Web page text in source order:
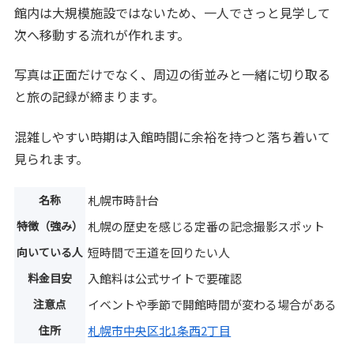
館内は大規模施設ではないため、一人でさっと見学して
次へ移動する流れが作れます。
写真は正面だけでなく、周辺の街並みと一緒に切り取る
と旅の記録が締まります。
混雑しやすい時期は入館時間に余裕を持つと落ち着いて
見られます。
名称 札幌市時計台
特徴（強み） 札幌の歴史を感じる定番の記念撮影スポット
向いている人 短時間で王道を回りたい人
料金目安 入館料は公式サイトで要確認
注意点 イベントや季節で開館時間が変わる場合がある
住所 札幌市中央区北1条西2丁目